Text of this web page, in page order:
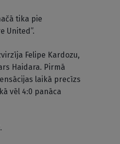
tika pie
United”.
Felipe Kardozu,
Haidara. Pirmā
laikā precīzs
vēl 4:0 panāca